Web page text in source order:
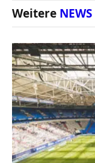
Weitere NEWS